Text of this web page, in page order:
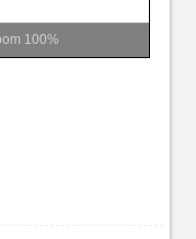
100%